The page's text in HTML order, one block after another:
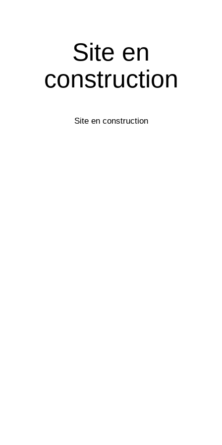
Site en
construction
Site en construction